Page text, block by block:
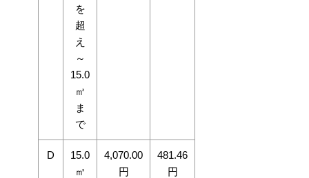
を
超
え
～
15.0
㎥
ま
で
D
15.0
㎥
4,070.00
円
481.46
円